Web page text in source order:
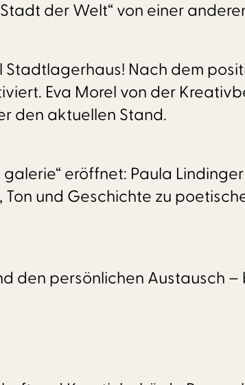
der Welt“ von einer
Stadtlagerhaus! Nach dem
Eva Morel von der
den aktuellen Stand.
eröffnet: Paula
und Geschichte zu
den persönlichen Austausch